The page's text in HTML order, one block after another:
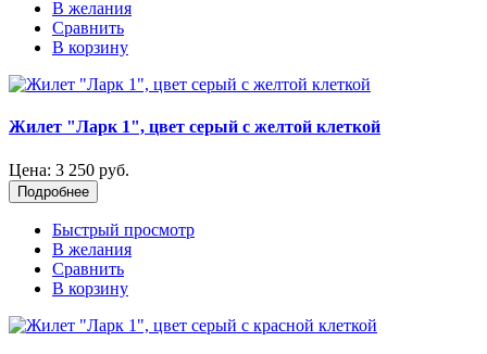
В желания
Сравнить
В корзину
Жилет "Ларк 1", цвет серый с желтой клеткой
Цена: 3 250 руб.
Подробнее
Быстрый просмотр
В желания
Сравнить
В корзину